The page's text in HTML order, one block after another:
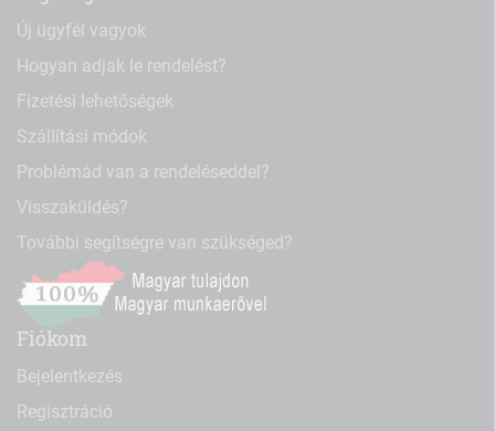
Új ügyfél vagyok
Hogyan adjak le rendelést?
Fizetési lehetőségek
Szállítási módok
Problémád van a rendeléseddel?
Visszaküldés?
További segítségre van szükséged?
Fiókom
Bejelentkezés
Regisztráció